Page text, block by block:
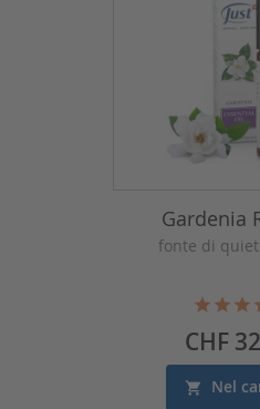
Gardenia
fonte di
Prezzo
CHF
Nel